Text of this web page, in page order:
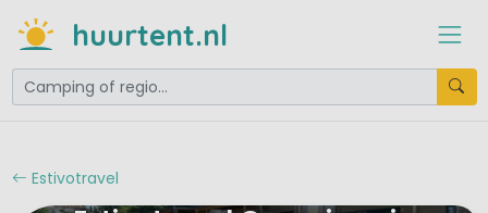
huurtent.nl
Estivotravel